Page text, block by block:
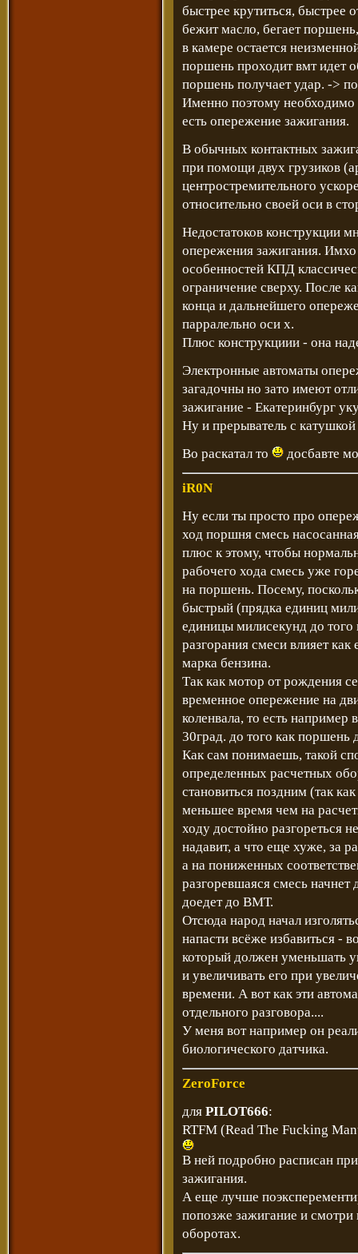
быстрее крутиться, быстрее
бежит масло, бегает
в камере остается
поршень проходит вмт идет
поршень получает удар. ->
Именно поэтому необходимо
есть опережение зажигания.
В обычных контактных
при помощи двух грузиков
центростремительного
относительно своей оси в
Недостатоков конструкции
опережения зажигания.
особенностей КПД
ограничение сверху. После
конца и дальнейшего
парралельно оси x.
Плюс конструкциии - она
Электронные автоматы
загадочны но зато имеют
зажигание - Екатеринбург
Ну и прерыватель с
Во раскатал то
досбавте
iR0N
Ну если ты просто про
ход поршня смесь
плюс к этому, чтобы
рабочего хода смесь уже
на поршень. Посему,
быстрый (прядка единиц
единицы милисекунд до
разгорания смеси влияет как
марка бензина.
Так как мотор от рождения
временное опережение на
коленвала, то есть
30град. до того как поршень
Как сам понимаешь, такой
определенных расчетных
становиться поздним (так
меньшее время чем на
ходу достойно разгореться
надавит, а что еще хуже, за
а на пониженных
разгоревшаяся смесь
доедет до ВМТ.
Отсюда народ начал
напасти всёже избавиться -
который должен уменьшать
и увеличивать его при
времени. А вот как эти
отдельного разговора....
У меня вот например он
биологического датчика.
ZeroForce
для PILOT666:
RTFM (Read The Fucking
В ней подробно расписан
зажигания.
А еще лучше
попозже зажигание и смотри
оборотах.